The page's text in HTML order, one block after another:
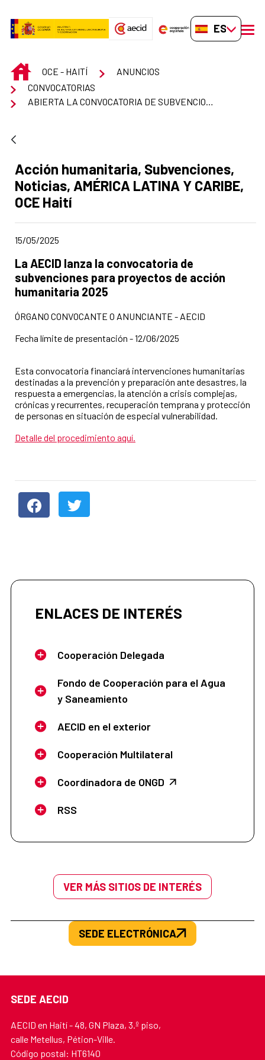
ES-ES
INICIOOCE - HAITÍ
ANUNCIOS
CONVOCATORIAS
Apartado del anuncio:
Acción humanitaria, Subvenciones,
Noticias, AMÉRICA LATINA Y CARIBE,
OCE Haití
Fecha de publicación de la noticia
15/05/2025
Título del anuncio:
La AECID lanza la convocatoria de
subvenciones para proyectos de acción
humanitaria 2025
ÓRGANO CONVOCANTE O ANUNCIANTE - AECID
Fecha límite de presentación - 12/06/2025
Esta convocatoria financiará intervenciones humanitarias
destinadas a la prevención y preparación ante desastres, la
respuesta a emergencias, la atención a crisis complejas,
crónicas y recurrentes, recuperación temprana y protección
de personas en situación de especial vulnerabilidad.
Detalle del procedimiento aquí.
ENLACES DE INTERÉS
Cooperación Delegada
Fondo de Cooperación para el Agua
y Saneamiento
AECID en el exterior
Cooperación Multilateral
Coordinadora de ONGD
RSS
VER MÁS SITIOS DE INTERÉS
SEDE ELECTRÓNICA
SEDE AECID
AECID en Haití - 48, GN Plaza, 3.º piso,
calle Metellus, Pétion-Ville.
Código postal: HT6140